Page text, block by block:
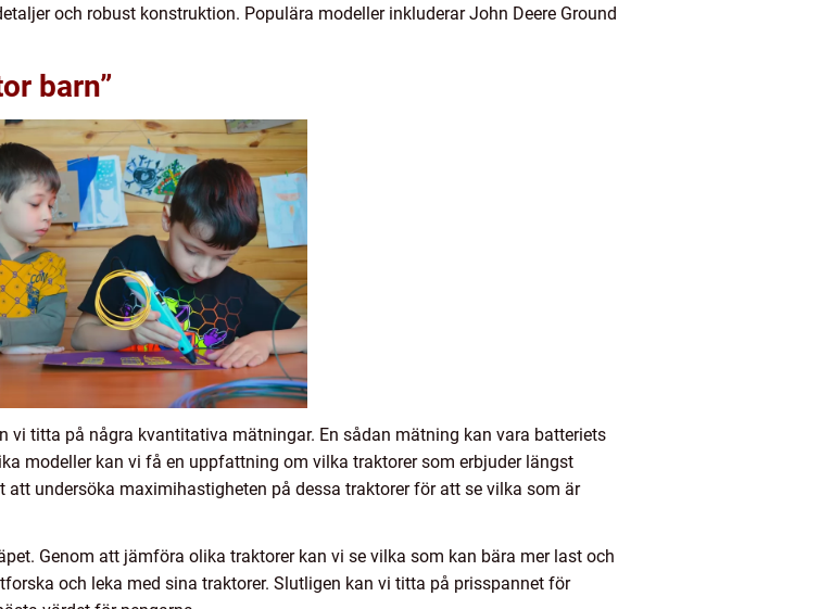
och robust konstruktion. Populära modeller inkluderar John Deere Ground
barn”
vi titta på några kvantitativa mätningar. En sådan mätning kan vara batteriets
modeller kan vi få en uppfattning om vilka traktorer som erbjuder längst
undersöka maximihastigheten på dessa traktorer för att se vilka som är
Genom att jämföra olika traktorer kan vi se vilka som kan bära mer last och
och leka med sina traktorer. Slutligen kan vi titta på prisspannet för